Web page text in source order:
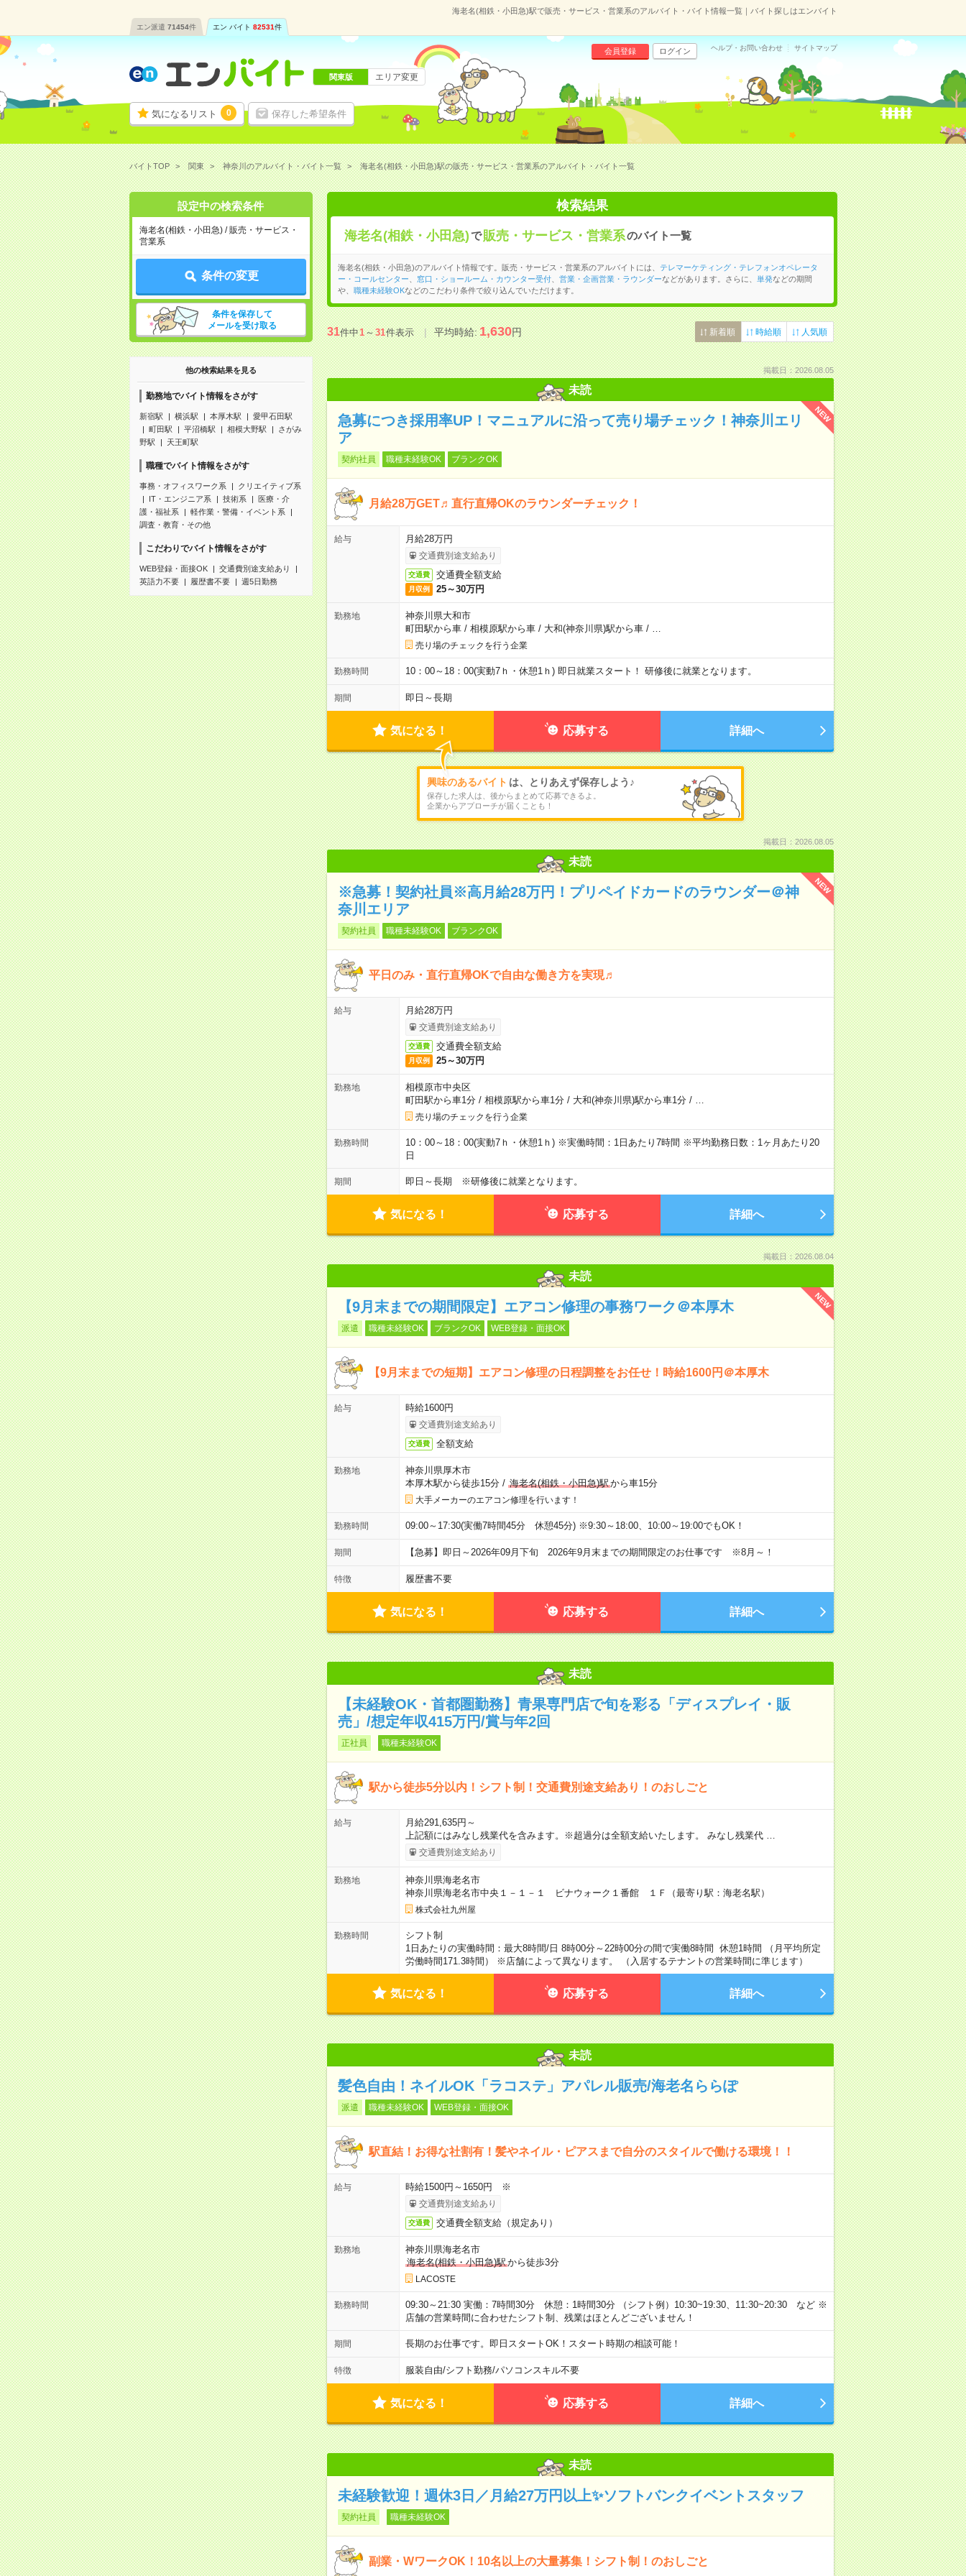
海老名(相鉄・小田急)駅で販売・サービス・営業系のアルバイト・バイト情報一覧｜バイト探しはエンバイト
エン派遣 71454件 エン バイト 82531件
気になるリスト 0 保存した希望条件
会員登録 ログイン ヘルプ・お問い合わせ サイトマップ
関東版 エリア変更
バイトTOP 関東 神奈川のアルバイト・バイト一覧 海老名(相鉄・小田急)駅の販売・サービス・営業系のアルバイト・バイト一覧
設定中の検索条件
海老名(相鉄・小田急) / 販売・サービス・
営業系
条件の変更
条件を保存して
メールを受け取る
他の検索結果を見る
勤務地でバイト情報をさがす
新宿駅 横浜駅 本厚木駅
愛甲石田駅
町田駅
平沼橋駅 相模大野駅
さがみ
野駅
天王町駅
職種でバイト情報をさがす
事務・オフィスワーク系
クリエイティブ系
IT・エンジニア系
技術系
医療・介
護・福祉系
軽作業・警備・イベント系
調査・教育・その他
こだわりでバイト情報をさがす
WEB登録・面接OK
交通費別途支給あり
英語力不要
履歴書不要 週5日勤務
検索結果
海老名(相鉄・小田急)で 販売・サービス・営業系のバイト一覧
海老名(相鉄・小田急)のアルバイト情報です。販売・サービス・営業系のアルバイトには、 テレマーケティング・テレフォンオペレータ
ー・コールセンター
窓口・ショールーム・カウンター受付、 営業・企画営業・ラウンダーなどがあります。さらに、 単発などの期間
や、 職種未経験OKなどのこだわり条件で絞り込んでいただけます。
31件中1～31件表示 平均時給:1,630円 新着順 時給順 人気順
掲載日：2026.08.05
未読
NEW
急募につき採用率UP！マニュアルに沿って売り場チェック！神奈川エリ
ア
契約社員 職種未経験OK ブランクOK
月給28万GET♬直行直帰OKのラウンダーチェック！
給与 月給28万円
交通費別途支給あり
交通費 交通費全額支給
月収例 25～30万円
勤務地
神奈川県大和市
町田駅から車/ 相模原駅から車/ 大和(神奈川県)駅から車/
売り場のチェックを行う企業
勤務時間 10：00～18：00(実動7ｈ・休憩1ｈ) 即日就業スタート！ 研修後に就業となります。
期間 即日～長期
気になる！ 応募する 詳細へ
興味のあるバイト は、とりあえず保存しよう♪
保存した求人は、後からまとめて応募できるよ。
企業からアプローチが届くことも！
掲載日：2026.08.05
未読
NEW
※急募！契約社員※高月給28万円！プリペイドカードのラウンダー＠神
奈川エリア
契約社員 職種未経験OK ブランクOK
平日のみ・直行直帰OKで自由な働き方を実現♬
給与 月給28万円
交通費別途支給あり
交通費 交通費全額支給
月収例 25～30万円
勤務地
相模原市中央区
町田駅から車1分/ 相模原駅から車1分/ 大和(神奈川県)駅から車1分/
売り場のチェックを行う企業
勤務時間
10：00～18：00(実動7ｈ・休憩1ｈ) ※実働時間：1日あたり7時間 ※平均勤務日数：1ヶ月あたり20
日
期間 即日～長期 ※研修後に就業となります。
気になる！ 応募する 詳細へ
掲載日：2026.08.04
未読
NEW
【9月末までの期間限定】エアコン修理の事務ワーク＠本厚木
派遣 職種未経験OK ブランクOK WEB登録・面接OK
【9月末までの短期】エアコン修理の日程調整をお任せ！時給1600円＠本厚木
給与 時給1600円
交通費別途支給あり
交通費 全額支給
勤務地
神奈川県厚木市
本厚木駅から徒歩15分/ 海老名(相鉄・小田急)駅から車15分
大手メーカーのエアコン修理を行います！
勤務時間 09:00～17:30(実働7時間45分 休憩45分) ※9:30～18:00、10:00～19:00でもOK！
期間 【急募】即日～2026年09月下旬 2026年9月末までの期間限定のお仕事です ※8月～！
特徴 履歴書不要
気になる！ 応募する 詳細へ
未読
【未経験OK・首都圏勤務】青果専門店で旬を彩る「ディスプレイ・販
売」/想定年収415万円/賞与年2回
正社員 職種未経験OK
駅から徒歩5分以内！シフト制！交通費別途支給あり！のおしごと
給与
月給291,635円～
上記額にはみなし残業代を含みます。※超過分は全額支給いたします。 みなし残業代 …
交通費別途支給あり
勤務地
神奈川県海老名市
神奈川県海老名市中央１－１－１ ビナウォーク１番館 １Ｆ（最寄り駅：海老名駅）
株式会社九州屋
勤務時間
シフト制
1日あたりの実働時間：最大8時間/日 8時00分～22時00分の間で実働8時間 休憩1時間 （月平均所定
労働時間171.3時間） ※店舗によって異なります。 （入居するテナントの営業時間に準じます）
気になる！ 応募する 詳細へ
未読
髪色自由！ネイルOK「ラコステ」アパレル販売/海老名ららぽ
派遣 職種未経験OK WEB登録・面接OK
駅直結！お得な社割有！髪やネイル・ピアスまで自分のスタイルで働ける環境！！
給与 時給1500円～1650円 ※
交通費別途支給あり
交通費 交通費全額支給（規定あり）
勤務地
神奈川県海老名市
海老名(相鉄・小田急)駅から徒歩3分
LACOSTE
勤務時間
09:30～21:30 実働：7時間30分 休憩：1時間30分 （シフト例）10:30~19:30、11:30~20:30 など ※
店舗の営業時間に合わせたシフト制、残業はほとんどございません！
期間 長期のお仕事です。即日スタートOK！スタート時期の相談可能！
特徴 服装自由/シフト勤務/パソコンスキル不要
気になる！ 応募する 詳細へ
未読
未経験歓迎！週休3日／月給27万円以上✨ソフトバンクイベントスタッフ
契約社員 職種未経験OK
副業・WワークOK！10名以上の大量募集！シフト制！のおしごと